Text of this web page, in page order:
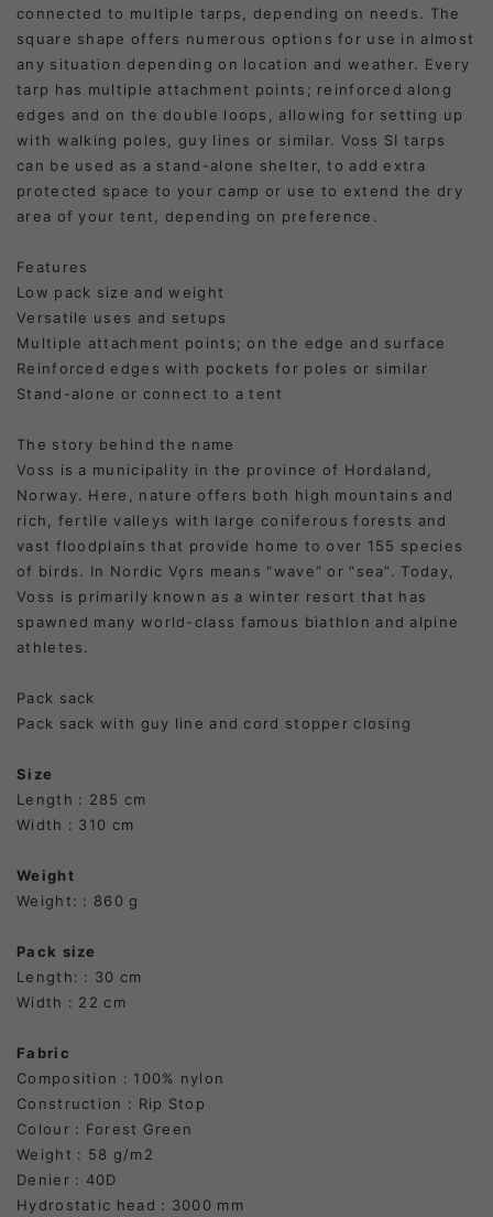
connected to multiple tarps, depending on needs. The
square shape offers numerous options for use in almost
any situation depending on location and weather. Every
tarp has multiple attachment points; reinforced along
edges and on the double loops, allowing for setting up
with walking poles, guy lines or similar. Voss SI tarps
can be used as a stand-alone shelter, to add extra
protected space to your camp or use to extend the dry
area of your tent, depending on preference.
Features
Low pack size and weight
Versatile uses and setups
Multiple attachment points; on the edge and surface
Reinforced edges with pockets for poles or similar
Stand-alone or connect to a tent
The story behind the name
Voss is a municipality in the province of Hordaland,
Norway. Here, nature offers both high mountains and
rich, fertile valleys with large coniferous forests and
vast floodplains that provide home to over 155 species
of birds. In Nordic Vǫrs means “wave” or “sea”. Today,
Voss is primarily known as a winter resort that has
spawned many world-class famous biathlon and alpine
athletes.
Pack sack
Pack sack with guy line and cord stopper closing
Size
Length : 285 cm
Width : 310 cm
Weight
Weight: : 860 g
Pack size
Length: : 30 cm
Width : 22 cm
Fabric
Composition : 100% nylon
Construction : Rip Stop
Colour : Forest Green
Weight : 58 g/m2
Denier : 40D
Hydrostatic head : 3000 mm